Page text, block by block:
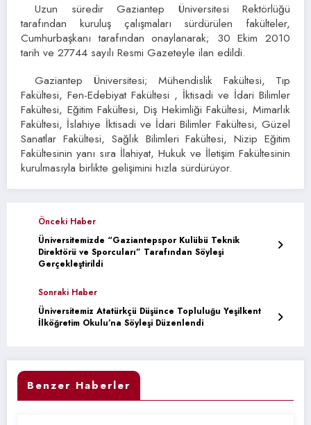
Uzun süredir Gaziantep Üniversitesi Rektörlüğü
tarafından kuruluş çalışmaları sürdürülen fakülteler,
Cumhurbaşkanı tarafından onaylanarak; 30 Ekim 2010
tarih ve 27744 sayılı Resmi Gazeteyle ilan edildi.
Gaziantep Üniversitesi; Mühendislik Fakültesi, Tıp
Fakültesi, Fen-Edebiyat Fakültesi , İktisadi ve İdari Bilimler
Fakültesi, Eğitim Fakültesi, Diş Hekimliği Fakültesi, Mimarlık
Fakültesi, İslahiye İktisadi ve İdari Bilimler Fakültesi, Güzel
Sanatlar Fakültesi, Sağlık Bilimleri Fakültesi, Nizip Eğitim
Fakültesinin yanı sıra İlahiyat, Hukuk ve İletişim Fakültesinin
kurulmasıyla birlikte gelişimini hızla sürdürüyor.
Önceki Haber
Üniversitemizde “Gaziantepspor Kulübü Teknik
Direktörü ve Sporcuları” Tarafından Söyleşi
Gerçekleştirildi
Sonraki Haber
Üniversitemiz Atatürkçü Düşünce Topluluğu Yeşilkent
İlköğretim Okulu’na Söyleşi Düzenlendi
Benzer Haberler